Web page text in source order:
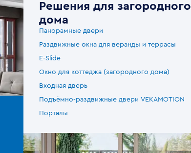
Решения для загородного
дома
Панорамные двери
Раздвижные окна для веранды и террасы
E-Slide
Окно для коттеджа (загородного дома)
Входная дверь
Подъёмно-раздвижные двери VEKAMOTION
Порталы